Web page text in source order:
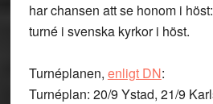
har chansen att se honom i
turné i svenska kyrkor i höst.
Turnéplanen, enligt DN:
Turnéplan: 20/9 Ystad, 21/9